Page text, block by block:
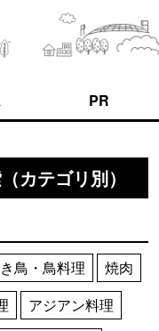
PR
カテゴリ別）
鳥・鳥料理
焼肉
アジアン料理